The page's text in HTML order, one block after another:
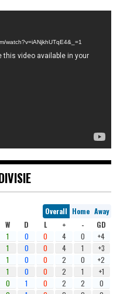
watch?v=iANjkhUTqE4&_=1
Overall Home Away
W D L + -
GD
1 0 0 4 0
+4
1 0 0 4 1
+3
1 0 0 2 0
+2
1 0 0 2 1
+1
0 1 0 2 2
0